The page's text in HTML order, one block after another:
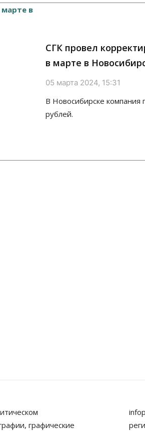
СГК провел
в марте в
05 марта 2024, 15:31
В Новосибирске компания
рублей.
графические